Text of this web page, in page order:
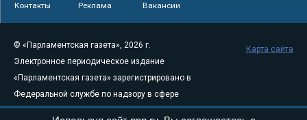
Контакты Реклама Вакансии
© «Парламентская газета», 2026 г.
Электронное периодическое издание
«Парламентская газета» зарегистрировано в
Федеральной службе по надзору в сфере
связи, информационных технологий и
Карта сайта